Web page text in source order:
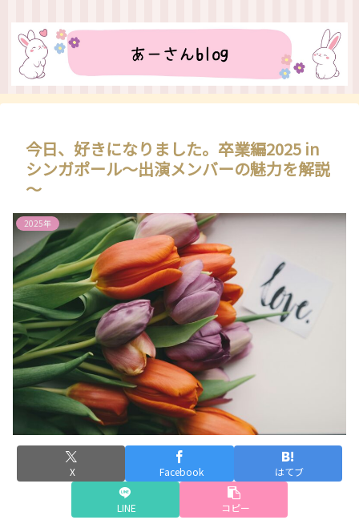
今日、好きになりました。卒業編2025 in
シンガポール～出演メンバーの魅力を解説
～
2025年
X Facebook はてブ
LINE コピー